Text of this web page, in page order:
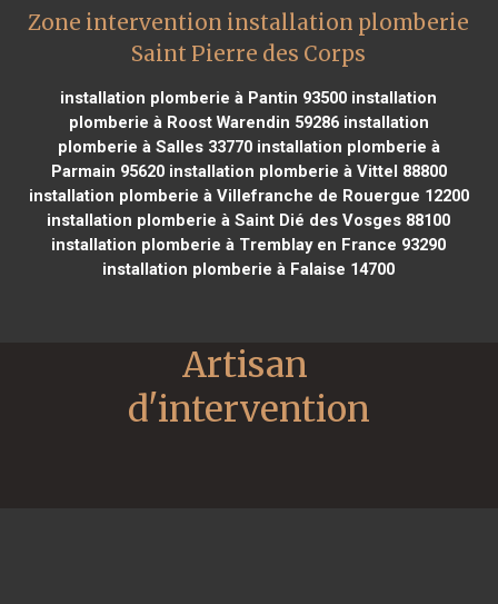
Zone intervention installation plomberie
Saint Pierre des Corps
installation plomberie à Pantin 93500 installation
plomberie à Roost Warendin 59286installation
plomberie à Salles 33770installation plomberie à
Parmain 95620installation plomberie à Vittel 88800
installation plomberie à Villefranche de Rouergue 12200
installation plomberie à Saint Dié des Vosges 88100
installation plomberie à Tremblay en France 93290
installation plomberie à Falaise 14700
Artisan
d'intervention